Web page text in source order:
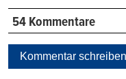
54 Kommentare
Kommentar schreiben